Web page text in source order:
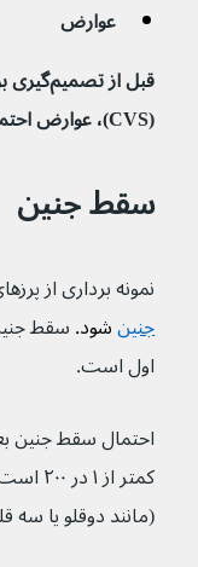
عوارض
(CVS)، عوارض احتمالی به شما گفته خواهد شد.
سقط جنین
نمونه برداری از پرزهای
جنین شود.
اول است.
(مانند دوقلو یا سه قلو)